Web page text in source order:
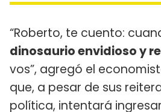
“Roberto, te cuento:
dinosaurio envidioso y
vos”, agregó el
que, a pesar de sus
política, intentará